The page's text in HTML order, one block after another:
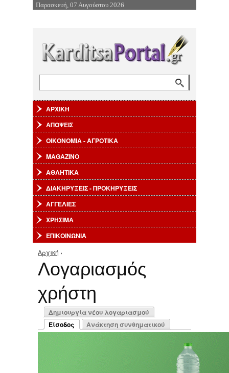
Επιστροφή στην Πλοήγηση
Παρασκευή, 07 Αυγούστου 2026
ΑΡΧΙΚΗ
ΑΠΟΨΕΙΣ
ΟΙΚΟΝΟΜΙΑ - ΑΓΡΟΤΙΚΑ
MAGAZINO
ΑΘΛΗΤΙΚΑ
ΔΙΑΚΗΡΥΞΕΙΣ - ΠΡΟΚΗΡΥΞΕΙΣ
ΑΓΓΕΛΙΕΣ
ΧΡΗΣΙΜΑ
ΕΠΙΚΟΙΝΩΝΙΑ
Είστε εδώ
Αρχική ›
Λογαριασμός
χρήστη
Πρωτεύουσες καρτέλες
Δημιουργία νέου λογαριασμού
Είσοδος
(ενεργή καρτέλα)
Ανάκτηση συνθηματικού